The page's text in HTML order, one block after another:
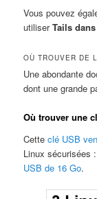
Vous pouvez
utiliserTails
OÙ TROUVER DE
Une abondante
dont une grande
Où trouver une
Cetteclé USB
Linux sécurisées
USB de 16 Go.